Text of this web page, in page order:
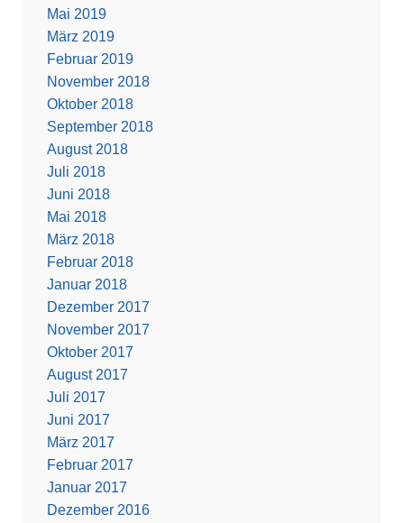
Mai 2019
März 2019
Februar 2019
November 2018
Oktober 2018
September 2018
August 2018
Juli 2018
Juni 2018
Mai 2018
März 2018
Februar 2018
Januar 2018
Dezember 2017
November 2017
Oktober 2017
August 2017
Juli 2017
Juni 2017
März 2017
Februar 2017
Januar 2017
Dezember 2016